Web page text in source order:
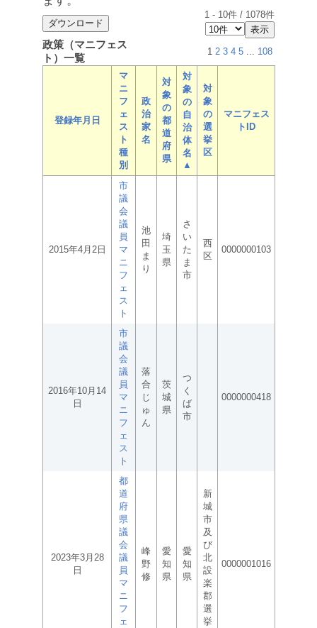
1 - 10件 / 1078件
政策（マニフェス
ト）一覧
1 2 3 4 5 ... 108
登録年月日
マ
ニ
フ
ェ
ス
ト
種
別
政
治
家
名
対
象
の
都
道
府
県
対
象
の
自
治
体
名
▲
対
象
の
選
挙
区
マニフェス
トID
2015年4月2日
市
議
会
議
員
マ
ニ
フ
ェ
ス
ト
池
田
ま
り
埼
玉
県
さ
い
た
ま
市
西
区
0000000103
2016年10月14
日
市
議
会
議
員
マ
ニ
フ
ェ
ス
ト
落
合
じ
ゅ
ん
茨
城
県
つ
く
ば
市
0000000418
2023年3月28
日
都
道
府
県
議
会
議
員
マ
ニ
フ
ェ
峰
野
修
愛
知
県
愛
知
県
新
城
市
及
び
北
設
楽
郡
選
挙
0000001016